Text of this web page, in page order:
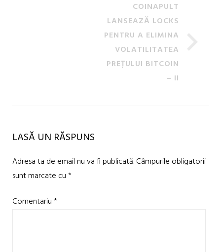
COINAPULT
LANSEAZĂ LOCKS
PENTRU A ELIMINA
VOLATILITATEA
PREȚULUI BITCOIN
– II
LASĂ UN RĂSPUNS
Adresa ta de email nu va fi publicată.Câmpurile obligatorii
sunt marcate cu*
Comentariu*